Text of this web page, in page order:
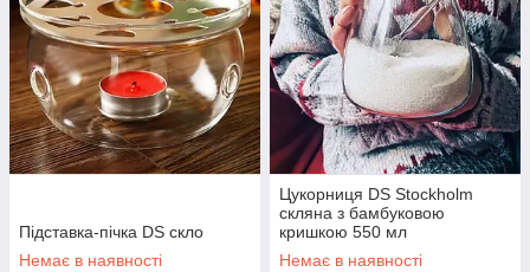
Підставка-пічка DS скло
Немає в наявності
Цукорниця DS Stockholm
скляна з бамбуковою
кришкою 550 мл
Немає в наявності